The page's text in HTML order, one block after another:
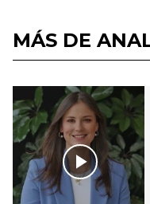
MÁS DE